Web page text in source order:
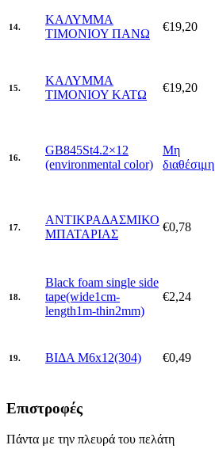
14.
ΚΑΛΥΜΜΑ
ΤΙΜΟΝΙΟΥ ΠΑΝΩ
€19,20
15.
ΚΑΛΥΜΜΑ
ΤΙΜΟΝΙΟΥ ΚΑΤΩ
€19,20
16.
GB845St4.2×12
(environmental color)
Μη
διαθέσιμη
17.
ΑΝΤΙΚΡΑΔΑΣΜΙΚΟ
ΜΠΑΤΑΡΙΑΣ
€0,78
18.
Black foam single side
tape(wide1cm-
length1m-thin2mm)
€2,24
19. ΒΙΔΑ M6x12(304) €0,49
Επιστροφές
Πάντα με την πλευρά του πελάτη